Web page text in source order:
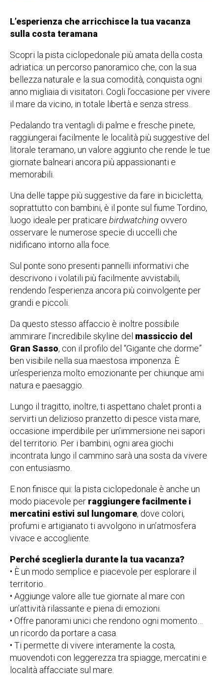
L’esperienza che arricchisce la tua vacanza
sulla costa teramana
Scopri la pista ciclopedonale più amata della costa
adriatica: un percorso panoramico che, con la sua
bellezza naturale e la sua comodità, conquista ogni
anno migliaia di visitatori. Cogli l’occasione per vivere
il mare da vicino, in totale libertà e senza stress.
Pedalando tra ventagli di palme e fresche pinete,
raggiungerai facilmente le località più suggestive del
litorale teramano, un valore aggiunto che rende le tue
giornate balneari ancora più appassionanti e
memorabili.
Una delle tappe più suggestive da fare in bicicletta,
soprattutto con bambini, è il ponte sul fiume Tordino,
luogo ideale per praticare birdwatching ovvero
osservare le numerose specie di uccelli che
nidificano intorno alla foce.
Sul ponte sono presenti pannelli informativi che
descrivono i volatili più facilmente avvistabili,
rendendo l’esperienza ancora più coinvolgente per
grandi e piccoli.
Da questo stesso affaccio è inoltre possibile
ammirare l’incredibile skyline del massiccio del
Gran Sasso, con il profilo del “Gigante che dorme”
ben visibile nella sua maestosa imponenza. È
un’esperienza molto emozionante per chiunque ami
natura e paesaggio.
Lungo il tragitto, inoltre, ti aspettano chalet pronti a
servirti un delizioso pranzetto di pesce vista mare,
occasione imperdibile per un’immersione nei sapori
del territorio. Per i bambini, ogni area giochi
incontrata lungo il cammino sarà una sosta da vivere
con entusiasmo.
E non finisce qui: la pista ciclopedonale è anche un
modo piacevole per raggiungere facilmente i
mercatini estivi sul lungomare, dove colori,
profumi e artigianato ti avvolgono in un’atmosfera
vivace e accogliente.
Perché sceglierla durante la tua vacanza?
• È un modo semplice e piacevole per esplorare il
territorio.
• Aggiunge valore alle tue giornate al mare con
un’attività rilassante e piena di emozioni.
• Offre panorami unici che rendono ogni momento…
un ricordo da portare a casa.
• Ti permette di vivere interamente la costa,
muovendoti con leggerezza tra spiagge, mercatini e
località affacciate sul mare.